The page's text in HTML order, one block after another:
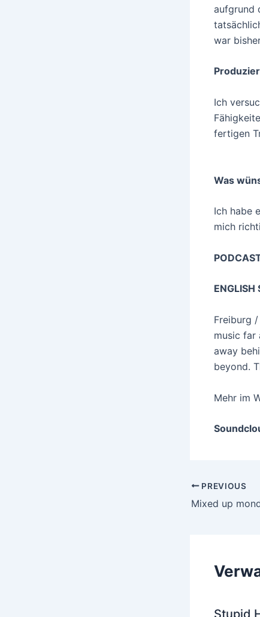
aufgrund
war
Ich
fertigen
Was
Ich habe
mich
ENGLISH
Freiburg
music far
away
beyond.
Mehr im
Post
navigation
PREVIOUS
Mixed up
Stupid